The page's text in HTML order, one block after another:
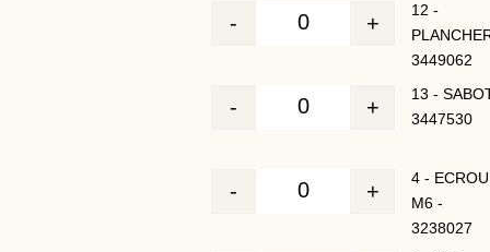
Quantité
- +
12 -
3449062
Quantité
- +
13 -
3447530
Quantité
- +
4 - ECROU
M6 -
3238027